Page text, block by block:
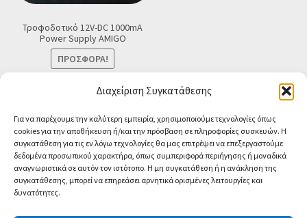
Διαχείριση Συγκατάθεσης
Για να παρέχουμε την καλύτερη εμπειρία, χρησιμοποιούμε τεχνολογίες όπως
cookies για την αποθήκευση ή/και την πρόσβαση σε πληροφορίες συσκευών. Η
συγκατάθεση για τις εν λόγω τεχνολογίες θα μας επιτρέψει να επεξεργαστούμε
δεδομένα προσωπικού χαρακτήρα, όπως συμπεριφορά περιήγησης ή μοναδικά
αναγνωριστικά σε αυτόν τον ιστότοπο. Η μη συγκατάθεση ή η ανάκληση της
συγκατάθεσης, μπορεί να επηρεάσει αρνητικά ορισμένες λειτουργίες και
δυνατότητες.
Τροφοδοτικό 12V-DC 1000mA
Power Supply ΑMIGO
ΠΡΟΣΦΟΡΆ!
Original
was:
€8.90.
Η
τιμή
είναι:
€7.90.
Τελική τιμή
Προσθήκη στο καλάθι
© CA-MICROLAND 2026